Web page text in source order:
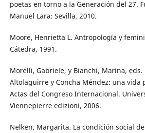
poetas en torno a la Generación del 27.
Manuel Lara: Sevilla, 2010.
Moore, Henrietta L. Antropología y
Cátedra, 1991.
Morelli, Gabriele, y Bianchi, Marina, eds.
Altolaguirre y Concha Méndez: una vida
Actas del Congreso Internacional.
Viennepierre edizioni, 2006.
Nelken, Margarita. La condición social